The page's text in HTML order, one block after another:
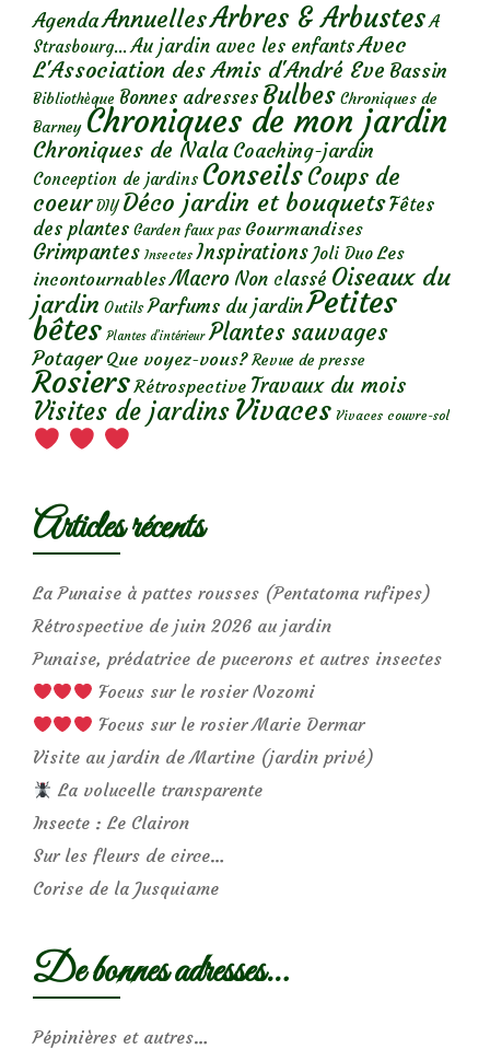
AgendaAnnuellesArbres & Arbustes A
Strasbourg... Au jardin avec les enfantsAvec
L'Association des Amis d'André Eve Bassin
Bibliothèque Bonnes adresses Bulbes Chroniques de
Barney Chroniques de mon jardin
Chroniques de Nala Coaching-jardin
Conception de jardins ConseilsCoups de
coeur DIY Déco jardin et bouquetsFêtes
des plantes Garden faux pas Gourmandises
Grimpantes Insectes Inspirations Joli Duo Les
incontournables Macro Non classé Oiseaux du
jardin Outils Parfums du jardinPetites
bêtes Plantes d’intérieur Plantes sauvages
Potager Que voyez-vous? Revue de presse
Rosiers Rétrospective Travaux du mois
Visites de jardins Vivaces Vivaces couvre-sol
Articles récents
La Punaise à pattes rousses (Pentatoma rufipes)
Rétrospective de juin 2026 au jardin
Punaise, prédatrice de pucerons et autres insectes
Focus sur le rosier Nozomi
Focus sur le rosier Marie Dermar
Visite au jardin de Martine (jardin privé)
La volucelle transparente
Insecte : Le Clairon
Sur les fleurs de circe…
Corise de la Jusquiame
De bonnes adresses…
Pépinières et autres…